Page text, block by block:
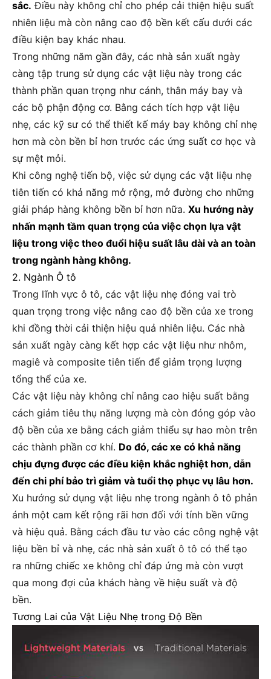
sắc. Điều này không chỉ cho phép cải thiện hiệu suất
nhiên liệu mà còn nâng cao độ bền kết cấu dưới các
điều kiện bay khác nhau.
Trong những năm gần đây, các nhà sản xuất ngày
càng tập trung sử dụng các vật liệu này trong các
thành phần quan trọng như cánh, thân máy bay và
các bộ phận động cơ. Bằng cách tích hợp vật liệu
nhẹ, các kỹ sư có thể thiết kế máy bay không chỉ nhẹ
hơn mà còn bền bỉ hơn trước các ứng suất cơ học và
sự mệt mỏi.
Khi công nghệ tiến bộ, việc sử dụng các vật liệu nhẹ
tiên tiến có khả năng mở rộng, mở đường cho những
giải pháp hàng không bền bỉ hơn nữa. Xu hướng này
nhấn mạnh tầm quan trọng của việc chọn lựa vật
liệu trong việc theo đuổi hiệu suất lâu dài và an toàn
trong ngành hàng không.
2. Ngành Ô tô
Trong lĩnh vực ô tô, các vật liệu nhẹ đóng vai trò
quan trọng trong việc nâng cao độ bền của xe trong
khi đồng thời cải thiện hiệu quả nhiên liệu. Các nhà
sản xuất ngày càng kết hợp các vật liệu như nhôm,
magiê và composite tiên tiến để giảm trọng lượng
tổng thể của xe.
Các vật liệu này không chỉ nâng cao hiệu suất bằng
cách giảm tiêu thụ năng lượng mà còn đóng góp vào
độ bền của xe bằng cách giảm thiểu sự hao mòn trên
các thành phần cơ khí. Do đó, các xe có khả năng
chịu đựng được các điều kiện khắc nghiệt hơn, dẫn
đến chi phí bảo trì giảm và tuổi thọ phục vụ lâu hơn.
Xu hướng sử dụng vật liệu nhẹ trong ngành ô tô phản
ánh một cam kết rộng rãi hơn đối với tính bền vững
và hiệu quả. Bằng cách đầu tư vào các công nghệ vật
liệu bền bỉ và nhẹ, các nhà sản xuất ô tô có thể tạo
ra những chiếc xe không chỉ đáp ứng mà còn vượt
qua mong đợi của khách hàng về hiệu suất và độ
bền.
Tương Lai của Vật Liệu Nhẹ trong Độ Bền